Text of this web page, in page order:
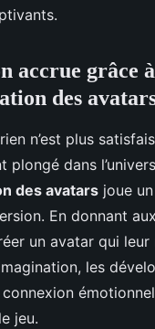
accrue grâce
des
n’est plus
plongé dans
des avatars joue
En donnant
un avatar qui leur
les
jeu.